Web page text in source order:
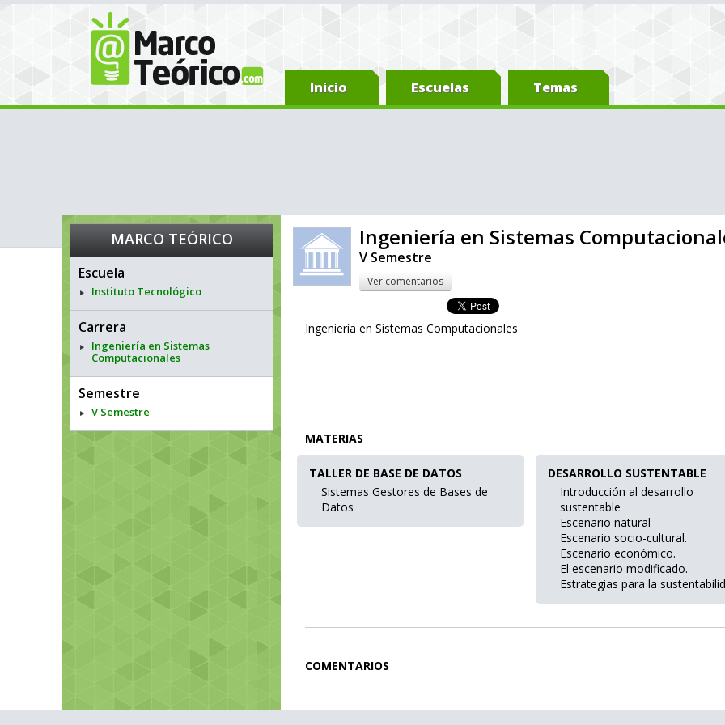
Inicio Escuelas Temas
MARCO TEÓRICO
Escuela
Instituto Tecnológico
Carrera
Ingeniería en Sistemas
Computacionales
Semestre
V Semestre
Ingeniería en Sistemas
V Semestre
Ver comentarios
Ingeniería en Sistemas Computacionales
MATERIAS
TALLER DE BASE DE DATOS
Sistemas Gestores de Bases de
Datos
DESARROLLO SUSTENTABLE
Introducción al desarrollo
sustentable
Escenario natural
Escenario socio-cultural.
Escenario económico.
El escenario modificado.
Estrategias para la
COMENTARIOS